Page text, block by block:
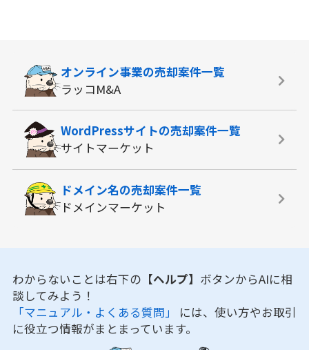
オンライン事業の売却案件一覧
ラッコM&A
WordPressサイトの売却案件一覧
サイトマーケット
ドメイン名の売却案件一覧
ドメインマーケット
わからないことは右下の 【ヘルプ】 ボタンからAIに相
談してみよう！
「マニュアル・よくある質問」 には、使い方やお取引
に役立つ情報がまとまっています。